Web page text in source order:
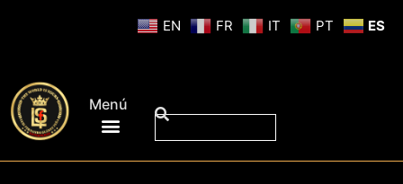
Menú
EN FR IT PT ES